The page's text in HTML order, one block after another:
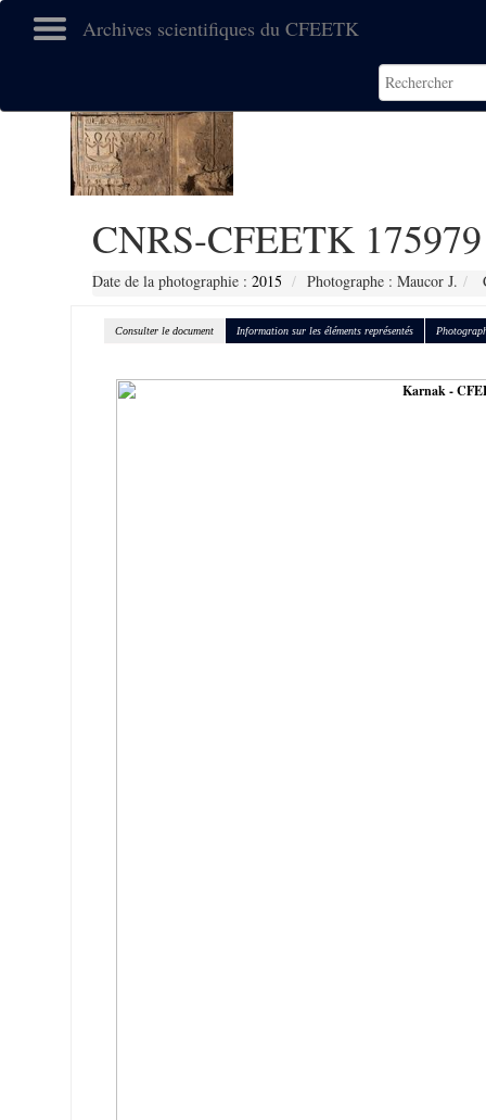
Archives scientifiques du CFEETK
CNRS-CFEETK 175979
Date de la photographie : 2015 Photographe : Maucor J.
Consulter le document Information sur les éléments représentés